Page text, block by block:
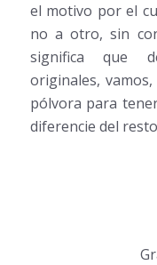
el motivo por el
no a otro, sin
significa que
originales,
pólvora para
diferencie del